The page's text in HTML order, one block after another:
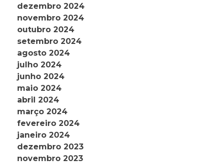
dezembro 2024
novembro 2024
outubro 2024
setembro 2024
agosto 2024
julho 2024
junho 2024
maio 2024
abril 2024
março 2024
fevereiro 2024
janeiro 2024
dezembro 2023
novembro 2023